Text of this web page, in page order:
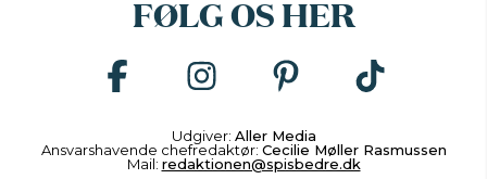
FØLG OS HER
Udgiver: Aller Media
Ansvarshavende chefredaktør: Cecilie Møller Rasmussen
Mail: redaktionen@spisbedre.dk